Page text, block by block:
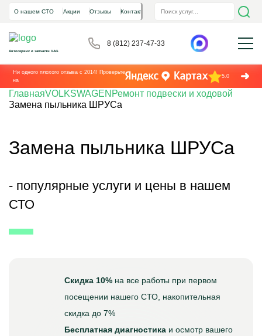
О нашем СТО Акции Отзывы Контакты
Автосервис и запчасти VAG
8 (812) 237-47-33
Ни одного плохого отзыва с 2014! Проверьте
на
5.0
ГлавнаяVOLKSWAGEN Ремонт подвески и ходовой
Замена пыльника ШРУСа
Замена пыльника ШРУСа
- популярные услуги и цены в нашем
СТО
Скидка 10% на все работы при первом
посещении нашего СТО, накопительная
скидка до 7%
Бесплатная диагностика и осмотр вашего